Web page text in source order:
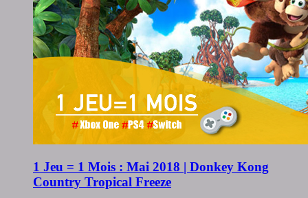
1 Jeu = 1 Mois : Mai 2018 | Donkey Kong
Country Tropical Freeze